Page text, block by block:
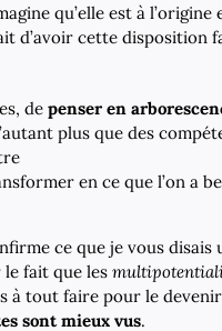
qu’elle est à
d’avoir cette disposition
de penser en
plus que des
en ce que l’on a
ce que je vous disais
le fait que les
à tout faire pour le
sont mieux vus.